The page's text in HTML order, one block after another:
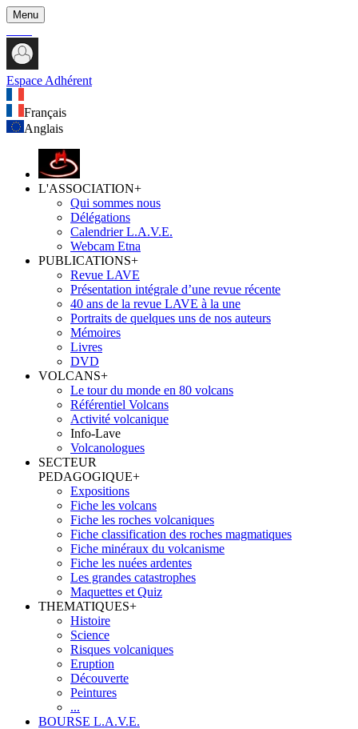
Menu
Espace Adhérent
Français
Anglais
L'ASSOCIATION+
Qui sommes nous
Délégations
Calendrier L.A.V.E.
Webcam Etna
PUBLICATIONS+
Revue LAVE
Présentation intégrale d’une revue récente
40 ans de la revue LAVE à la une
Portraits de quelques uns de nos auteurs
Mémoires
Livres
DVD
VOLCANS+
Le tour du monde en 80 volcans
Référentiel Volcans
Activité volcanique
Info-Lave
Volcanologues
SECTEUR
PEDAGOGIQUE+
Expositions
Fiche les volcans
Fiche les roches volcaniques
Fiche classification des roches magmatiques
Fiche minéraux du volcanisme
Fiche les nuées ardentes
Les grandes catastrophes
Maquettes et Quiz
THEMATIQUES+
Histoire
Science
Risques volcaniques
Eruption
Découverte
Peintures
...
BOURSE L.A.V.E.